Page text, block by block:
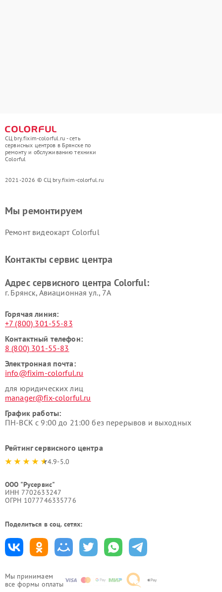
СЦ bry.fixim-colorful.ru - сеть
сервисных центров в Брянске по
ремонту и обслуживанию техники
Colorful
2021-2026 © СЦ bry.fixim-colorful.ru
Мы принимаем
все формы оплаты
Мы ремонтируем
Ремонт видеокарт Colorful
Контакты сервис центра
Адрес сервисного центра Colorful:
г. Брянск, Авиационная ул., 7А
Горячая линия:
+7 (800) 301-55-83
Контактный телефон:
8 (800) 301-55-83
Электронная почта:
info@fixim-colorful.ru
для юридических лиц
manager@fix-colorful.ru
График работы:
ПН-ВСК с 9:00 до 21:00 без перерывов и выходных
Рейтинг сервисного центра
4.9-5.0
ООО "Русервис"
ИНН 7702633247
ОГРН 1077746335776
Поделиться в соц. сетях: